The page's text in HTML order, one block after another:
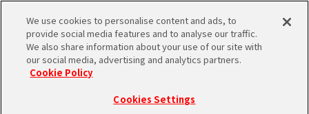
MEN
NOTICIAS
We use cookies to personalise content and ads, to
provide social media features and to analyse our traffic.
We also share information about your use of our site with
our social media, advertising and analytics partners.
Cookie Policy
Cookies Settings